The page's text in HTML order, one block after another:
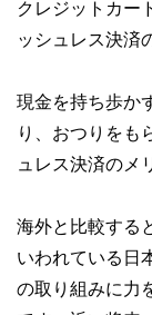
クレジットカー
ッシュレス決済
現金を持ち歩か
り、おつりをも
ュレス決済のメ
海外と比較する
いわれている日
の取り組みに力